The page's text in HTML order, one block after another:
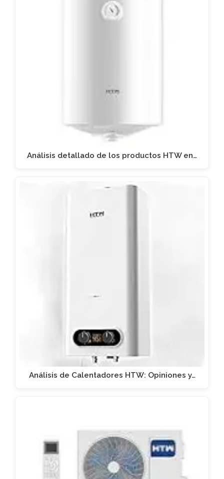
Análisis detallado de los productos HTW en…
Análisis de Calentadores HTW: Opiniones y…